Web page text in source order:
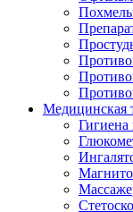
Медицинская
Гигиена